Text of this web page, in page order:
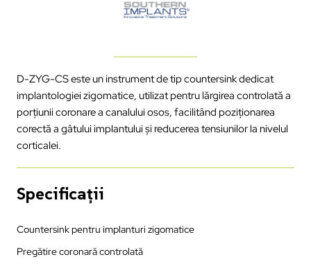
D-ZYG-CS este un instrument de tip countersink dedicat
implantologiei zigomatice, utilizat pentru lărgirea controlată a
porțiunii coronare a canalului osos, facilitând poziționarea
corectă a gâtului implantului și reducerea tensiunilor la nivelul
corticalei.
Specificații
Countersink pentru implanturi zigomatice
Pregătire coronară controlată